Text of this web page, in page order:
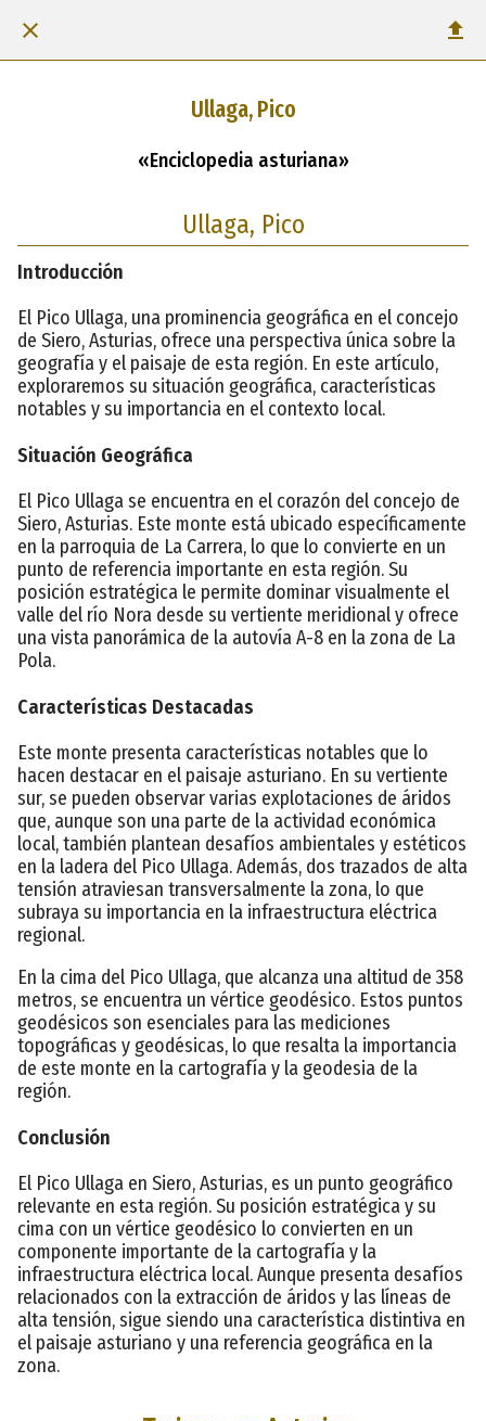
Ullaga, Pico
«Enciclopedia asturiana»
Ullaga, Pico
Introducción
El Pico Ullaga, una prominencia geográfica en el concejo
de Siero, Asturias, ofrece una perspectiva única sobre la
geografía y el paisaje de esta región. En este artículo,
exploraremos su situación geográfica, características
notables y su importancia en el contexto local.
Situación Geográfica
El Pico Ullaga se encuentra en el corazón del concejo de
Siero, Asturias. Este monte está ubicado específicamente
en la parroquia de La Carrera, lo que lo convierte en un
punto de referencia importante en esta región. Su
posición estratégica le permite dominar visualmente el
valle del río Nora desde su vertiente meridional y ofrece
una vista panorámica de la autovía A-8 en la zona de La
Pola.
Características Destacadas
Este monte presenta características notables que lo
hacen destacar en el paisaje asturiano. En su vertiente
sur, se pueden observar varias explotaciones de áridos
que, aunque son una parte de la actividad económica
local, también plantean desafíos ambientales y estéticos
en la ladera del Pico Ullaga. Además, dos trazados de alta
tensión atraviesan transversalmente la zona, lo que
subraya su importancia en la infraestructura eléctrica
regional.
En la cima del Pico Ullaga, que alcanza una altitud de 358
metros, se encuentra un vértice geodésico. Estos puntos
geodésicos son esenciales para las mediciones
topográficas y geodésicas, lo que resalta la importancia
de este monte en la cartografía y la geodesia de la
región.
Conclusión
El Pico Ullaga en Siero, Asturias, es un punto geográfico
relevante en esta región. Su posición estratégica y su
cima con un vértice geodésico lo convierten en un
componente importante de la cartografía y la
infraestructura eléctrica local. Aunque presenta desafíos
relacionados con la extracción de áridos y las líneas de
alta tensión, sigue siendo una característica distintiva en
el paisaje asturiano y una referencia geográfica en la
zona.